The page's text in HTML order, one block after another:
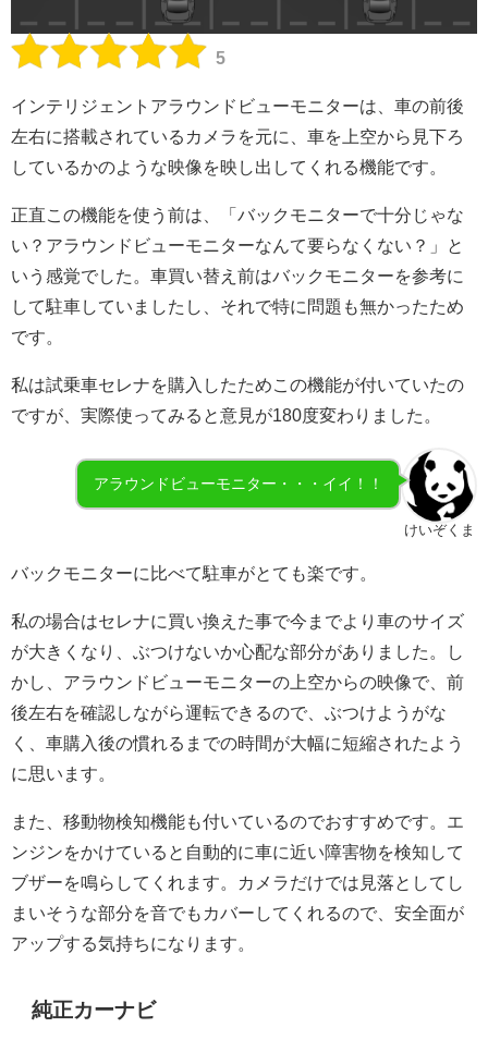
5
インテリジェントアラウンドビューモニターは、車の前後
左右に搭載されているカメラを元に、車を上空から見下ろ
しているかのような映像を映し出してくれる機能です。
正直この機能を使う前は、「バックモニターで十分じゃな
い？アラウンドビューモニターなんて要らなくない？」と
いう感覚でした。車買い替え前はバックモニターを参考に
して駐車していましたし、それで特に問題も無かったため
です。
私は試乗車セレナを購入したためこの機能が付いていたの
ですが、実際使ってみると意見が180度変わりました。
けいぞくま
アラウンドビューモニター・・・イイ！！
バックモニターに比べて駐車がとても楽です。
私の場合はセレナに買い換えた事で今までより車のサイズ
が大きくなり、ぶつけないか心配な部分がありました。し
かし、アラウンドビューモニターの上空からの映像で、前
後左右を確認しながら運転できるので、ぶつけようがな
く、車購入後の慣れるまでの時間が大幅に短縮されたよう
に思います。
また、移動物検知機能も付いているのでおすすめです。エ
ンジンをかけていると自動的に車に近い障害物を検知して
ブザーを鳴らしてくれます。カメラだけでは見落としてし
まいそうな部分を音でもカバーしてくれるので、安全面が
アップする気持ちになります。
純正カーナビ